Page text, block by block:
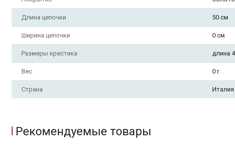
Длина цепочки 50 см
Ширина цепочки 0 см
Размеры крестика длина
Вес 0 г
Страна Италия
Рекомендуемые товары